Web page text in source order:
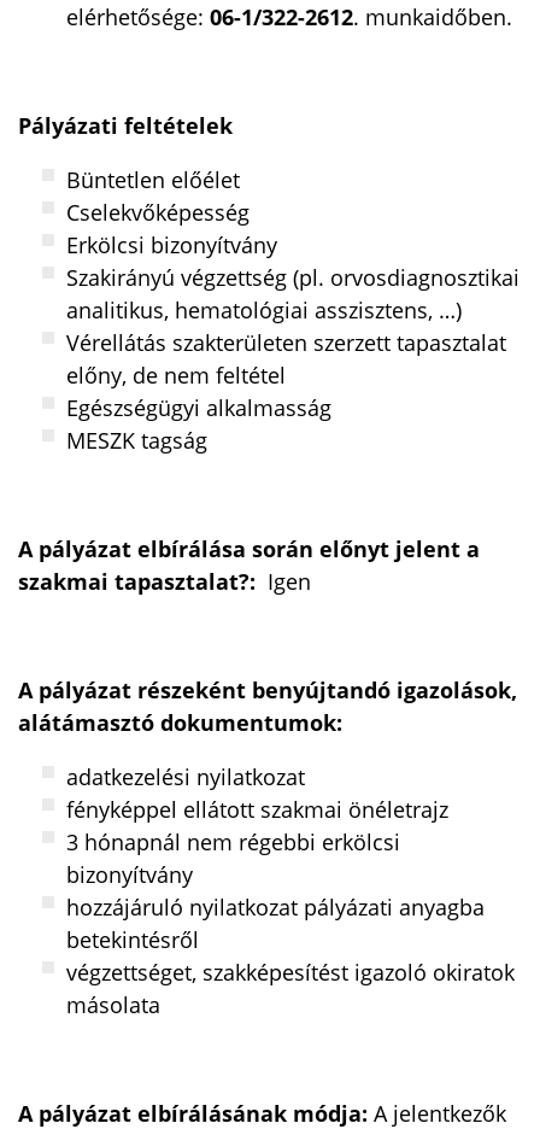
elérhetősége: 06-1/322-2612. munkaidőben.
Pályázati feltételek
Büntetlen előélet
Cselekvőképesség
Erkölcsi bizonyítvány
Szakirányú végzettség (pl. orvosdiagnosztikai
analitikus, hematológiai asszisztens, …)
Vérellátás szakterületen szerzett tapasztalat
előny, de nem feltétel
Egészségügyi alkalmasság
MESZK tagság
A pályázat elbírálása során előnyt jelent a
szakmai tapasztalat?: Igen
A pályázat részeként benyújtandó igazolások,
alátámasztó dokumentumok:
adatkezelési nyilatkozat
fényképpel ellátott szakmai önéletrajz
3 hónapnál nem régebbi erkölcsi
bizonyítvány
hozzájáruló nyilatkozat pályázati anyagba
betekintésről
végzettséget, szakképesítést igazoló okiratok
másolata
A pályázat elbírálásának módja: A jelentkezők